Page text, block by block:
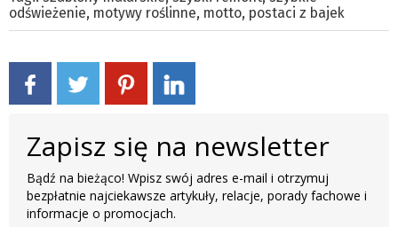
odświeżenie, motywy roślinne, motto, postaci z bajek
Zapisz się na newsletter
Bądź na bieżąco! Wpisz swój adres e-mail i otrzymuj
bezpłatnie najciekawsze artykuły, relacje, porady fachowe i
informacje o promocjach.